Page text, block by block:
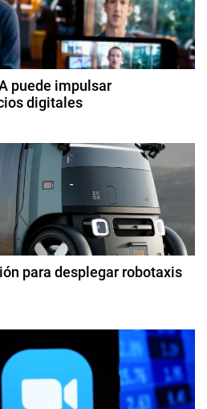
puede impulsar
digitales
para desplegar robotaxis